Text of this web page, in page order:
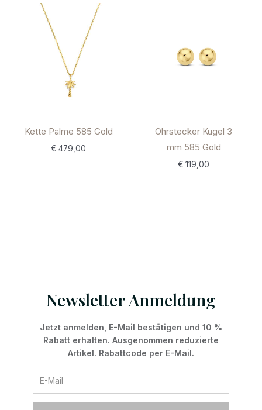
Kette Palme 585 Gold
€ 479,00
Ohrstecker Kugel 3
mm 585 Gold
€ 119,00
Newsletter Anmeldung
Jetzt anmelden, E-Mail bestätigen und 10 %
Rabatt erhalten. Ausgenommen reduzierte
Artikel. Rabattcode per E-Mail.